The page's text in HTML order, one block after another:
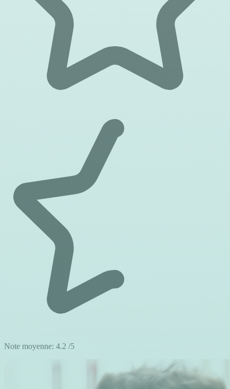
Note moyenne: 4.2 /5